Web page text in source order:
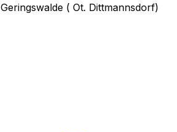
Geringswalde ( Ot. Dittmannsdorf)